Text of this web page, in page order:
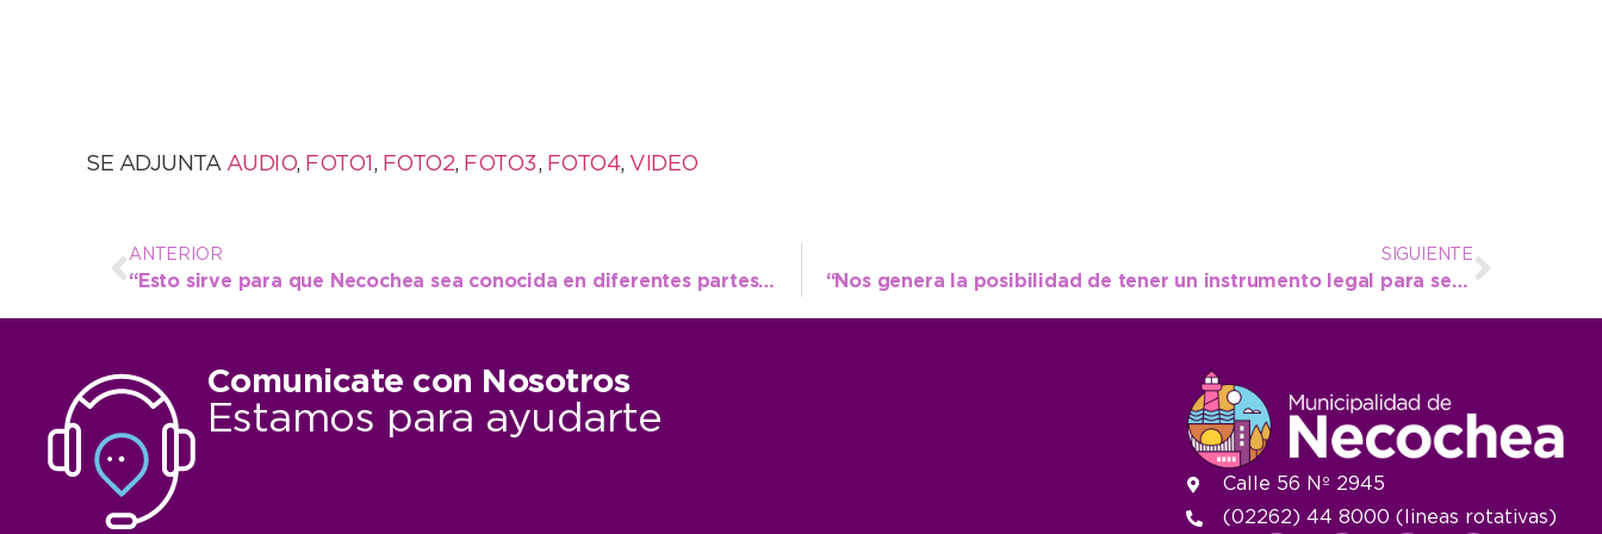
SE ADJUNTA AUDIO, FOTO1 , FOTO2, FOTO3, FOTO4, VIDEO
ANTERIOR
“Esto sirve para que Necochea sea conocida en diferentes partes del mundo”
SIGUIENTE
“Nos genera la posibilidad de tener un instrumento legal para seguir trabajando por y para el desarrollo del atletismo”
Comunicate con Nosotros
Estamos para ayudarte
Calle 56 Nº 2945
(02262) 44 8000 (lineas rotativas)